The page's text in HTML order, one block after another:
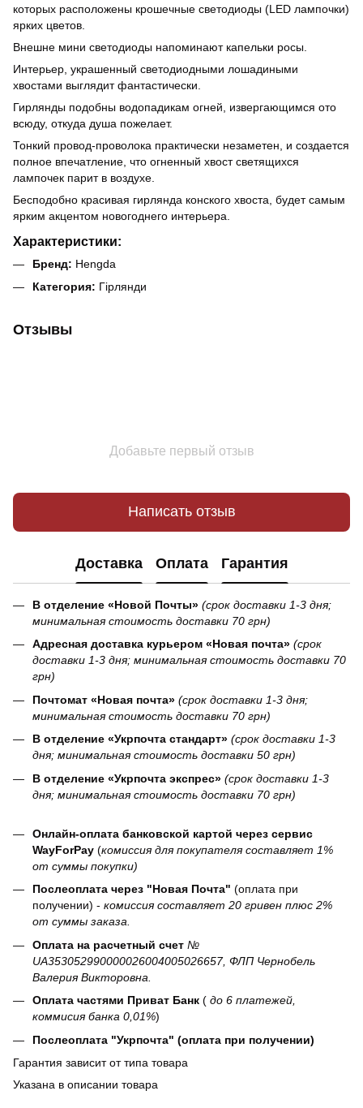
которых расположены крошечные светодиоды (LED лампочки)
ярких цветов.
Внешне мини светодиоды напоминают капельки росы.
Интерьер, украшенный светодиодными лошадиными
хвостами выглядит фантастически.
Гирлянды подобны водопадикам огней, извергающимся ото
всюду, откуда душа пожелает.
Тонкий провод-проволока практически незаметен, и создается
полное впечатление, что огненный хвост светящихся
лампочек парит в воздухе.
Бесподобно красивая гирлянда конского хвоста, будет самым
ярким акцентом новогоднего интерьера.
Характеристики:
Бренд: Hengda
Категория: Гірлянди
Отзывы
Добавьте первый отзыв
Написать отзыв
Доставка Оплата Гарантия
В отделение «Новой Почты» (срок доставки 1-3 дня;
минимальная стоимость доставки 70 грн)
Адресная доставка курьером «Новая почта» (срок
доставки 1-3 дня; минимальная стоимость доставки 70
грн)
Почтомат «Новая почта» (срок доставки 1-3 дня;
минимальная стоимость доставки 70 грн)
В отделение «Укрпочта стандарт» (срок доставки 1-3
дня; минимальная стоимость доставки 50 грн)
В отделение «Укрпочта экспрес» (срок доставки 1-3
дня; минимальная стоимость доставки 70 грн)
Онлайн-оплата банковской картой через сервис
WayForPay (комиссия для покупателя составляет 1%
от суммы покупки)
Послеоплата через "Новая Почта" (оплата при
получении) - комиссия составляет 20 гривен плюс 2%
от суммы заказа.
Оплата на расчетный счет №
UA353052990000026004005026657, ФЛП Чернобель
Валерия Викторовна.
Оплата частями Приват Банк ( до 6 платежей,
коммисия банка 0,01%)
Послеоплата "Укрпочта" (оплата при получении)
Гарантия зависит от типа товара
Указана в описании товара